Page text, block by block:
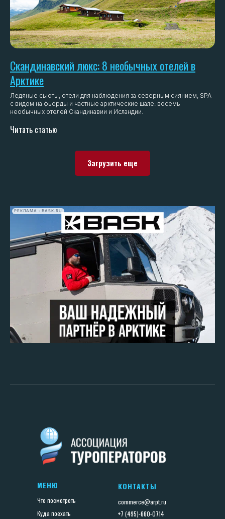
Скандинавский люкс: 8 необычных отелей в
Арктике
Ледяные сьюты, отели для наблюдения за северным сиянием, SPA
с видом на фьорды и частные арктические шале: восемь
необычных отелей Скандинавии и Исландии.
Читать статью
Загрузить еще
РЕКЛАМА • BASK.RU
МЕНЮ КОНТАКТЫ
commerce@arpt.ru
+7 (495)-660-0714
Что посмотреть
Куда поехать